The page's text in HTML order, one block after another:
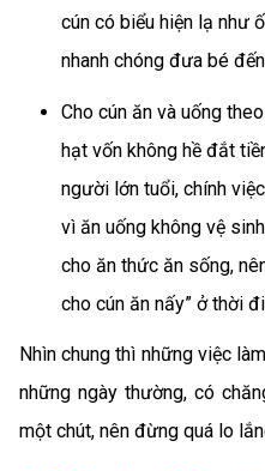
cún có biểu hiện lạ như
nhanh chóng đưa bé
Cho cún ăn và uống
hạt vốn không hề đắt
người lớn tuổi, chính
vì ăn uống không vệ
cho ăn thức ăn sống,
cho cún ăn nấy” ở thời
Nhìn chung thì những việc
những ngày thường, có
một chút, nên đừng quá lo